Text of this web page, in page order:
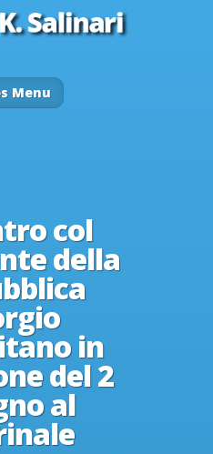
Menu
col
della
in
del 2
al